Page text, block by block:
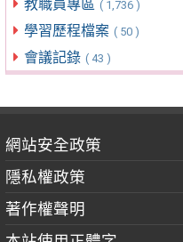
教職員專區 ( 1,736 )
學習歷程檔案 ( 50 )
會議記錄 ( 43 )
網站安全政策
隱私權政策
著作權聲明